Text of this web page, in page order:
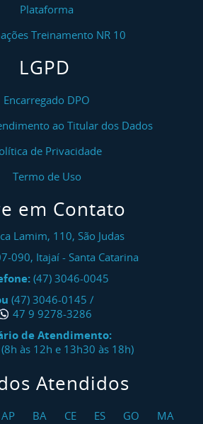
Plataforma
Treinamento NR 10
LGPD
Encarregado DPO
ao Titular dos Dados
de Privacidade
Termo de Uso
em Contato
Lamim, 110, São Judas
090, Itajaí- Santa Catarina
(47) 3046-0045
(47) 3046-0145 /
47 9 9278-3286
de Atendimento:
(8h às 12h e 13h30 às 18h)
Atendidos
AP BA CE ES GO
MA